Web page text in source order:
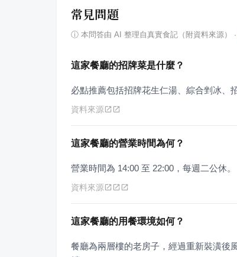
常見問題
ⓘ 本問答由 AI 整理自真實食記（附資料來源） ·
這家餐廳的招牌菜是什麼？
必點推薦包括招牌花生仁湯、綜合剉冰、
資料來源
這家餐廳的營業時間為何？
營業時間為 14:00 至 22:00，每週二公休。
資料來源
這家餐廳的用餐環境如何？
餐廳為兩層樓的老房子，經過重新裝潢後